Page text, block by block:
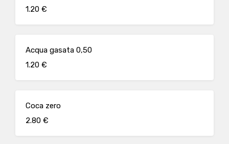
1.20 €
Acqua gasata 0,50
1.20 €
Coca zero
2.80 €